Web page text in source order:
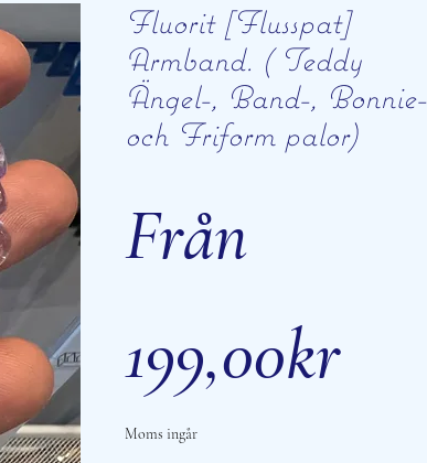
Fluorit [Flusspat]
Armband. ( Teddy
Ängel-, Band-, Bonnie-
och Friform palor)
Från
199,00kr
Moms ingår